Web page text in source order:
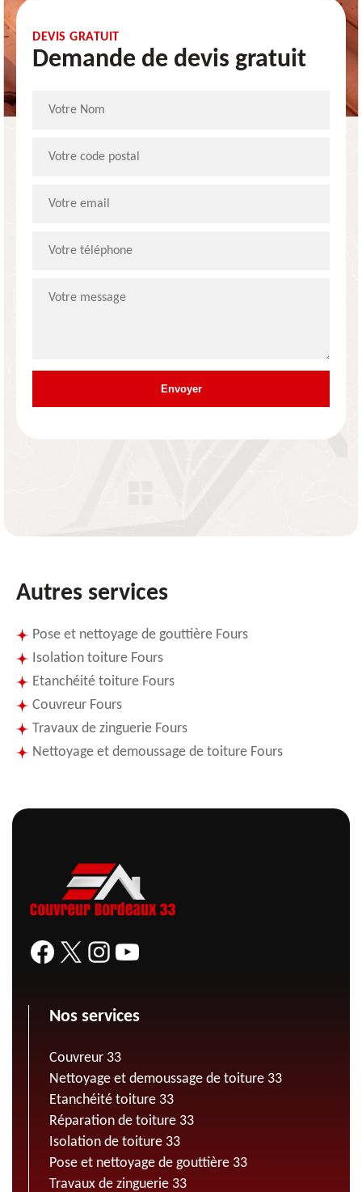
DEVIS GRATUIT
Demande de devis gratuit
Autres services
Pose et nettoyage de gouttière Fours
Isolation toiture Fours
Etanchéité toiture Fours
Couvreur Fours
Travaux de zinguerie Fours
Nettoyage et demoussage de toiture Fours
Nos services
Couvreur 33
Nettoyage et demoussage de toiture 33
Etanchéité toiture 33
Réparation de toiture 33
Isolation de toiture 33
Pose et nettoyage de gouttière 33
Travaux de zinguerie 33